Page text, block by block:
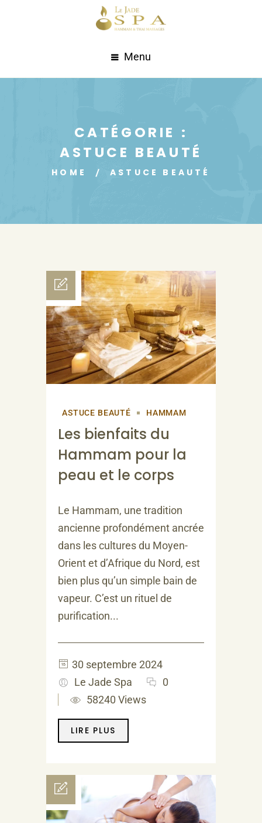
Menu
CATÉGORIE :
ASTUCE BEAUTÉ
HOME ASTUCE BEAUTÉ
ASTUCE BEAUTÉ HAMMAM
Les bienfaits du
Hammam pour la
peau et le corps
Le Hammam, une tradition
ancienne profondément ancrée
dans les cultures du Moyen-
Orient et d’Afrique du Nord, est
bien plus qu’un simple bain de
vapeur. C’est un rituel de
purification...
30 septembre 2024
0
Le Jade Spa
58240 Views
LIRE PLUS